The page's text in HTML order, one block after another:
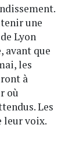
une
Lyon
avant que
les
à
où
Les
leur voix.